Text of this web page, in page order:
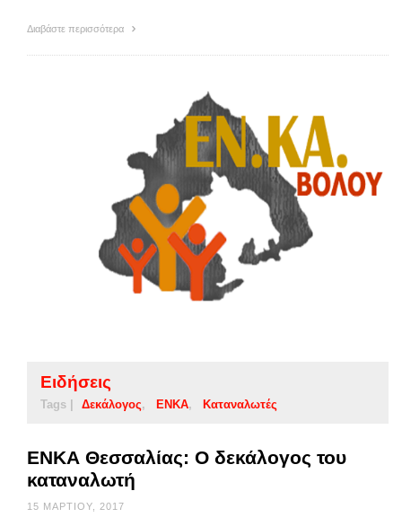
Διαβάστε περισσότερα
Ειδήσεις
Tags | Δεκάλογος ΕΝΚΑ Καταναλωτές
ΕΝΚΑ Θεσσαλίας: O δεκάλογος του
καταναλωτή
15 ΜΑΡΤΊΟΥ, 2017